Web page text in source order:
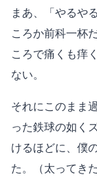
まあ、「やるや
ころか前科一杯
ころで痛くも痒
ない。
それにこのまま
った鉄球の如く
けるほどに、僕
た。（太ってきた